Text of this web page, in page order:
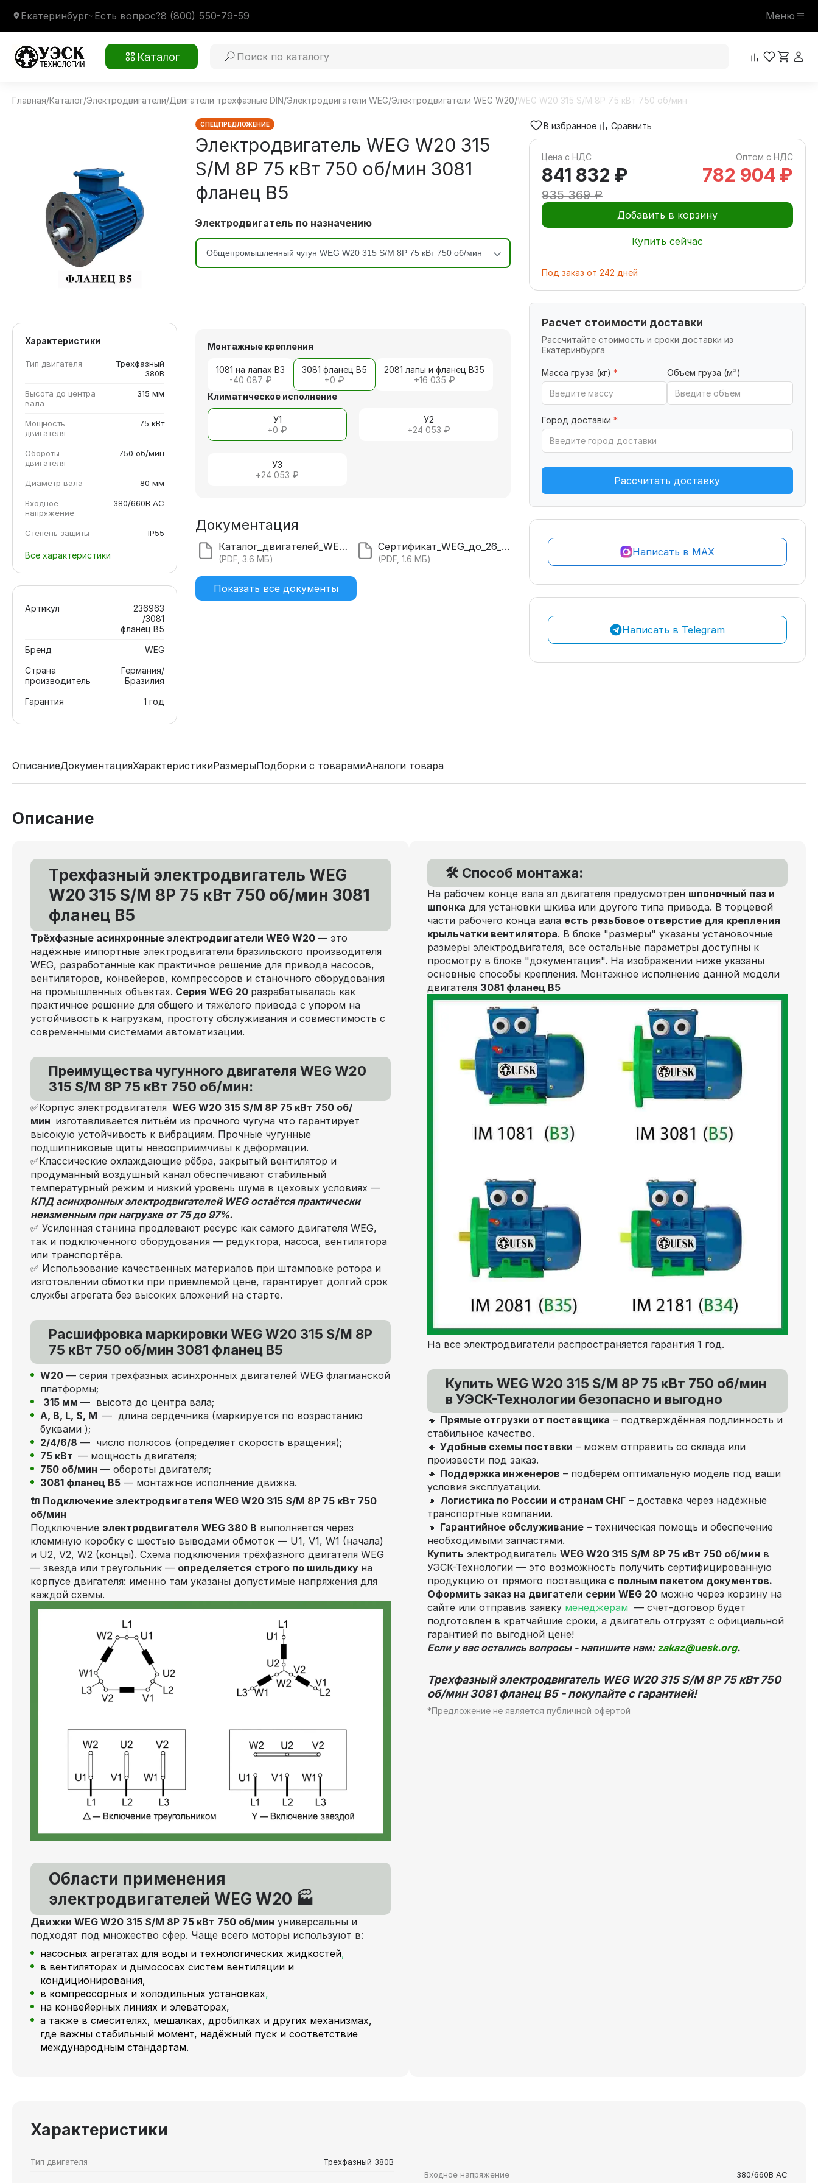
Екатеринбург Есть вопрос?8 (800) 550-79-59 Меню
Каталог
WEG W20 315 S/M 8P 75 кВт 750 об/мин
935 369 ₽
Главная/Каталог/Электродвигатели/Двигатели трехфазные DIN/Электродвигатели WEG/Электродвигатели WEG W20/WEG W20 315 S/M 8P 75 кВт 750 об/мин
Характеристики
Тип двигателя
Трехфазный
380В
Высота до центра
вала
315 мм
Мощность
двигателя
75 кВт
Обороты
двигателя
750 об/мин
Диаметр вала 80 мм
Входное
напряжение
380/660В AC
Степень защиты IP55
Все характеристики
Артикул
236963
/3081
фланец В5
Бренд
WEG
Страна
производитель
Германия/
Бразилия
Гарантия
1 год
СПЕЦПРЕДЛОЖЕНИЕ
Электродвигатель WEG W20 315
S/M 8P 75 кВт 750 об/мин 3081
фланец В5
Электродвигатель по назначению
Монтажные крепления
1081 на лапах В3
-40 087 ₽
3081 фланец В5
+0 ₽
2081 лапы и фланец В35
+16 035 ₽
Климатическое исполнение
У1
+0 ₽
У2
+24 053 ₽
У3
+24 053 ₽
Документация
Каталог_двигателей_WEG_20.pdf
(PDF, 3.6 МБ)
Сертификат_WEG_до_26_года.pdf
(PDF, 1.6 МБ)
Показать все документы
В избранное Сравнить
Цена с НДС Оптом с НДС
841 832 ₽
935 369 ₽
782 904 ₽
Добавить в корзину
Купить сейчас
Под заказ от 242 дней
Расчет стоимости доставки
Рассчитайте стоимость и сроки доставки из
Екатеринбурга
Масса груза (кг) * Объем груза (м³)
Город доставки *
Рассчитать доставку
Написать в MAX
Написать в Telegram
ОписаниеДокументацияХарактеристикиРазмерыПодборки с товарамиАналоги товара
Описание
Трехфазный электродвигатель WEG
W20 315 S/M 8P 75 кВт 750 об/мин 3081
фланец В5
Трёхфазные асинхронные электродвигатели WEG W20 — это
надёжные импортные электродвигатели бразильского производителя
WEG, разработанные как практичное решение для привода насосов,
вентиляторов, конвейеров, компрессоров и станочного оборудования
на промышленных объектах. Серия WEG 20 разрабатывалась как
практичное решение для общего и тяжёлого привода с упором на
устойчивость к нагрузкам, простоту обслуживания и совместимость с
современными системами автоматизации.
Преимущества чугунного двигателя WEG W20
315 S/M 8P 75 кВт 750 об/мин:
✅Корпус электродвигателя WEG W20 315 S/M 8P 75 кВт 750 об/
мин изготавливается литьём из прочного чугуна что гарантирует
высокую устойчивость к вибрациям. Прочные чугунные
подшипниковые щиты невосприимчивы к деформации.
✅Классические охлаждающие рёбра, закрытый вентилятор и
продуманный воздушный канал обеспечивают стабильный
температурный режим и низкий уровень шума в цеховых условиях —
КПД асинхронных электродвигателей WEG остаётся практически
неизменным при нагрузке от 75 до 97%.
✅ Усиленная станина продлевают ресурс как самого двигателя WEG,
так и подключённого оборудования — редуктора, насоса, вентилятора
или транспортёра.
✅ Использование качественных материалов при штамповке ротора и
изготовлении обмотки при приемлемой цене, гарантирует долгий срок
службы агрегата без высоких вложений на старте.
Расшифровка маркировки WEG W20 315 S/M 8P
75 кВт 750 об/мин 3081 фланец В5
W20 — серия трехфазных асинхронных двигателей WEG флагманской
платформы;
315 мм — высота до центра вала;
А, В, L, S, М — длина сердечника (маркируется по возрастанию
буквами );
2/4/6/8 — число полюсов (определяет скорость вращения);
75 кВт — мощность двигателя;
750 об/мин — обороты двигателя;
3081 фланец В5 — монтажное исполнение движка.
🔌 Подключение электродвигателя WEG W20 315 S/M 8P 75 кВт 750
об/мин
Подключение электродвигателя WEG 380 В выполняется через
клеммную коробку с шестью выводами обмоток — U1, V1, W1 (начала)
и U2, V2, W2 (концы). Схема подключения трёхфазного двигателя WEG
— звезда или треугольник — определяется строго по шильдику на
корпусе двигателя: именно там указаны допустимые напряжения для
каждой схемы.
Области применения
электродвигателей WEG W20 🏭
Движки WEG W20 315 S/M 8P 75 кВт 750 об/мин универсальны и
подходят под множество сфер. Чаще всего моторы используют в:
насосных агрегатах для воды и технологических жидкостей,
в вентиляторах и дымососах систем вентиляции и
кондиционирования,
в компрессорных и холодильных установках,
на конвейерных линиях и элеваторах,
а также в смесителях, мешалках, дробилках и других механизмах,
где важны стабильный момент, надёжный пуск и соответствие
международным стандартам.
🛠️ Способ монтажа:
На рабочем конце вала эл двигателя предусмотрен шпоночный паз и
шпонка для установки шкива или другого типа привода. В торцевой
части рабочего конца вала есть резьбовое отверстие для крепления
крыльчатки вентилятора. В блоке "размеры" указаны установочные
размеры электродвигателя, все остальные параметры доступны к
просмотру в блоке "документация". На изображении ниже указаны
основные способы крепления. Монтажное исполнение данной модели
двигателя 3081 фланец В5
На все электродвигатели распространяется гарантия 1 год.
Купить WEG W20 315 S/M 8P 75 кВт 750 об/мин
в УЭСК-Технологии безопасно и выгодно
🔸 Прямые отгрузки от поставщика – подтверждённая подлинность и
стабильное качество.
🔸 Удобные схемы поставки – можем отправить со склада или
произвести под заказ.
🔸 Поддержка инженеров – подберём оптимальную модель под ваши
условия эксплуатации.
🔸 Логистика по России и странам СНГ – доставка через надёжные
транспортные компании.
🔸 Гарантийное обслуживание – техническая помощь и обеспечение
необходимыми запчастями.
Купить электродвигатель WEG W20 315 S/M 8P 75 кВт 750 об/мин в
УЭСК-Технологии — это возможность получить сертифицированную
продукцию от прямого поставщика с полным пакетом документов.
Оформить заказ на двигатели серии WEG 20 можно через корзину на
сайте или отправив заявку менеджерам — счёт‑договор будет
подготовлен в кратчайшие сроки, а двигатель отгрузят с официальной
гарантией по выгодной цене!
Если у вас остались вопросы - напишите нам: zakaz@uesk.org.
Трехфазный электродвигатель WEG W20 315 S/M 8P 75 кВт 750
об/мин 3081 фланец В5 - покупайте с гарантией!
*Предложение не является публичной офертой
Характеристики
Тип двигателя
Трехфазный 380В
Входное напряжение
380/660В AC